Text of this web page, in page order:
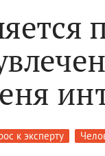
к эксперту